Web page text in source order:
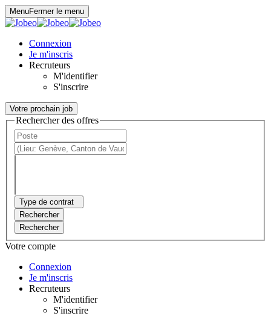
MenuFermer le menu
Connexion
Je m'inscris
Recruteurs
M'identifier
S'inscrire
Votre prochain job
Rechercher des offres
Type de contrat
Rechercher
Rechercher
Votre compte
Connexion
Je m'inscris
Recruteurs
M'identifier
S'inscrire
Panneau de gestion des cookies